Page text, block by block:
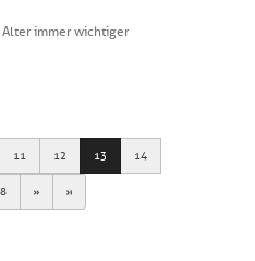
immer wichtiger
11 12 13 14
Next Last